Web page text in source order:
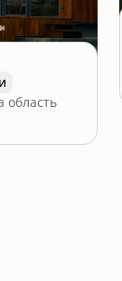
область